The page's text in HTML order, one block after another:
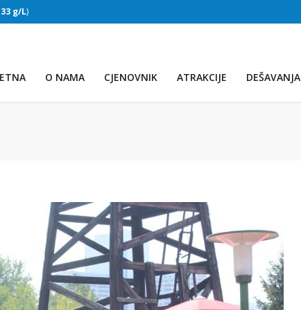
33 g/L)
O NAMA CJENOVNIK ATRAKCIJE DEŠAVANJA
PRVO JEZERO